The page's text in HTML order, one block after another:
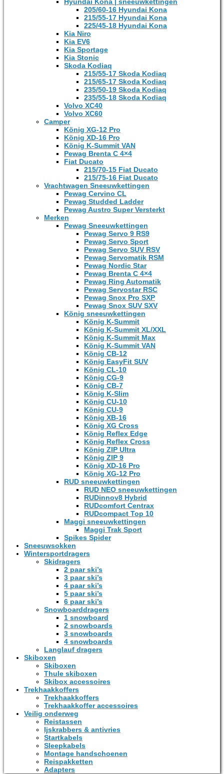
205/60-16 Hyundai Kona
215/55-17 Hyundai Kona
225/45-18 Hyundai Kona
Kia Niro
Kia EV6
Kia Sportage
Kia Stonic
Skoda Kodiaq
215/55-17 Skoda Kodiaq
215/65-17 Skoda Kodiaq
235/50-19 Skoda Kodiaq
235/55-18 Skoda Kodiaq
Volvo XC40
Volvo XC60
Camper
König XG-12 Pro
König XD-16 Pro
König K-Summit VAN
Pewag Brenta C 4×4
Fiat Ducato
215/70-15 Fiat Ducato
215/75-16 Fiat Ducato
Vrachtwagen Sneeuwkettingen
Pewag Cervino CL
Pewag Studded Ladder
Pewag Austro Super Versterkt
Merken
Pewag Sneeuwkettingen
Pewag Servo 9 RS9
Pewag Servo Sport
Pewag Servo SUV RSV
Pewag Servomatik RSM
Pewag Nordic Star
Pewag Brenta C 4×4
Pewag Ring Automatik
Pewag Servostar RSC
Pewag Snox Pro SXP
Pewag Snox SUV SXV
König sneeuwkettingen
König K-Summit
König K-Summit XL/XXL
König K-Summit Max
König K-Summit VAN
König CB-12
König EasyFit SUV
König CL-10
König CG-9
König CB-7
König K-Slim
König CU-10
König CU-9
König XB-16
König XG Cross
König Reflex Edge
König Reflex Cross
König ZIP Ultra
König ZIP 9
König XD-16 Pro
König XG-12 Pro
RUD sneeuwkettingen
RUD NEO sneeuwkettingen
RUDinnov8 Hybrid
RUDcomfort Centrax
RUDcompact Top 10
Maggi sneeuwkettingen
Maggi Trak Sport
Spikes Spider
Sneeuwsokken
Wintersportdragers
Skidragers
2 paar ski’s
3 paar ski’s
4 paar ski’s
5 paar ski’s
6 paar ski’s
Snowboarddragers
1 snowboard
2 snowboards
3 snowboards
4 snowboards
Langlauf dragers
Skiboxen
Skiboxen
Thule skiboxen
Skibox accessoires
Trekhaakkoffers
Trekhaakkoffers
Trekhaakkoffer accessoires
Veilig onderweg
Reistassen
Ijskrabbers & antivries
Startkabels
Sleepkabels
Montage handschoenen
Reispakketten
Adapters